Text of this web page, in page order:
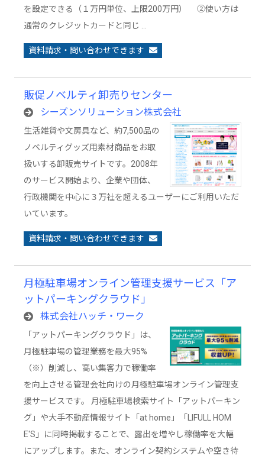
を設定できる（１万円単位、上限200万円） ②使い方は
通常のクレジットカードと同じ …
資料請求・問い合わせできます
販促ノベルティ卸売りセンター
シーズンソリューション株式会社
生活雑貨や文房具など、約7,500品の
ノベルティグッズ用素材商品をお取
扱いする卸販売サイトです。2008年
のサービス開始より、企業や団体、
行政機関を中心に３万社を超えるユーザーにご利用いただ
いています。
資料請求・問い合わせできます
月極駐車場オンライン管理支援サービス「ア
ットパーキングクラウド」
株式会社ハッチ・ワーク
「アットパーキングクラウド」は、
月極駐車場の管理業務を最大95%
（※）削減し、高い集客力で稼働率
を向上させる管理会社向けの月極駐車場オンライン管理支
援サービスです。 月極駐車場検索サイト「アットパーキン
グ」や大手不動産情報サイト「at home」「LIFULL HOM
E'S」に同時掲載することで、露出を増やし稼働率を大幅
にアップします。また、オンライン契約システムや空き待